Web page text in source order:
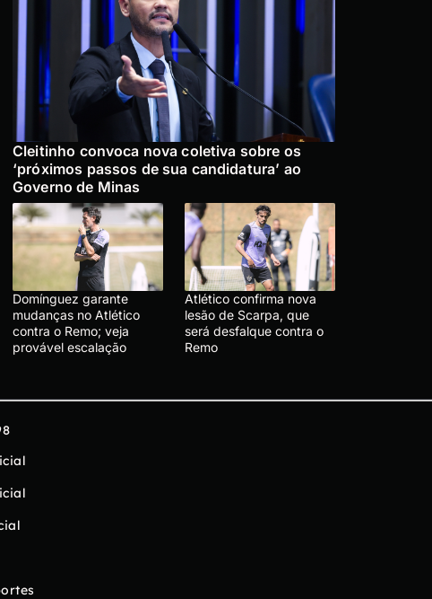
Cleitinho convoca nova coletiva sobre os
‘próximos passos de sua candidatura’ ao
Governo de Minas
Domínguez garante
mudanças no Atlético
contra o Remo; veja
provável escalação
Atlético confirma nova
lesão de Scarpa, que
será desfalque contra o
Remo